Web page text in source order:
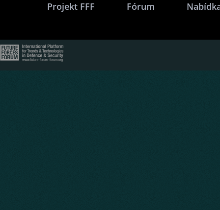
Projekt FFF Fórum